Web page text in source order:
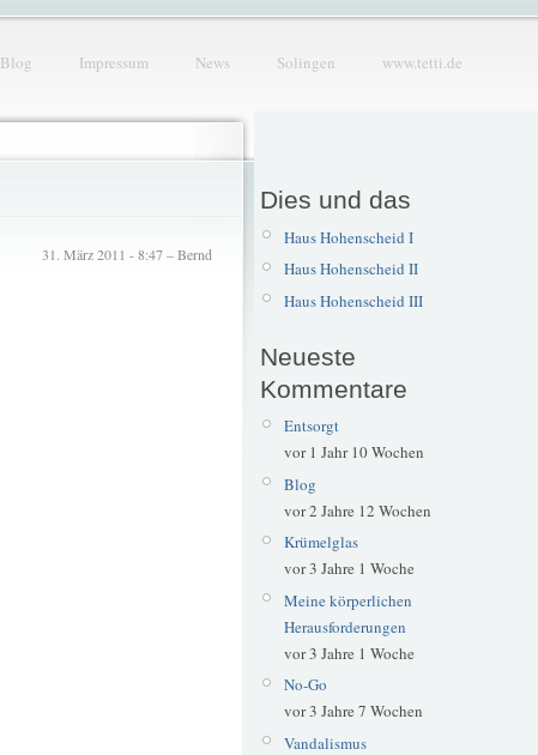
Blog Impressum News Solingen www.tetti.de
31. März 2011 - 8:47 – Bernd
Dies und das
Haus Hohenscheid I
Haus Hohenscheid II
Haus Hohenscheid III
Neueste
Kommentare
Entsorgt
vor 1 Jahr 10 Wochen
Blog
vor 2 Jahre 12 Wochen
Krümelglas
vor 3 Jahre 1 Woche
Meine körperlichen
Herausforderungen
vor 3 Jahre 1 Woche
No-Go
vor 3 Jahre 7 Wochen
Vandalismus